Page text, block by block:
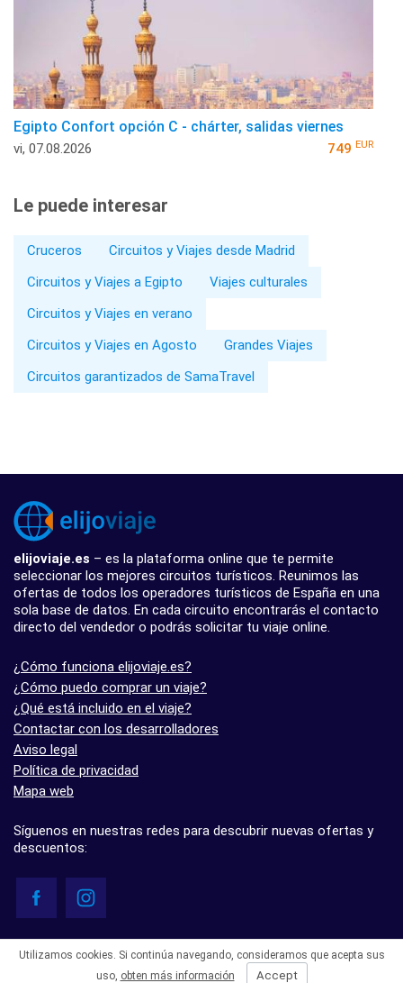
Egipto Confort opción C - chárter, salidas viernes
vi, 07.08.2026 749 EUR
Le puede interesar
Cruceros
Circuitos y Viajes desde Madrid
Circuitos y Viajes a Egipto
Viajes culturales
Circuitos y Viajes en verano
Circuitos y Viajes en Agosto
Grandes Viajes
Circuitos garantizados de SamaTravel
elijoviaje.es – es la plataforma online que te permite
seleccionar los mejores circuitos turísticos. Reunimos las
ofertas de todos los operadores turísticos de España en una
sola base de datos. En cada circuito encontrarás el contacto
directo del vendedor o podrás solicitar tu viaje online.
¿Cómo funciona elijoviaje.es?
¿Cómo puedo comprar un viaje?
¿Qué está incluido en el viaje?
Contactar con los desarrolladores
Aviso legal
Política de privacidad
Mapa web
Síguenos en nuestras redes para descubrir nuevas ofertas y
descuentos:
- 5.0 basado en 7 opiniones
Utilizamos cookies. Si continúa navegando, consideramos que acepta sus
uso, obten más información Accept